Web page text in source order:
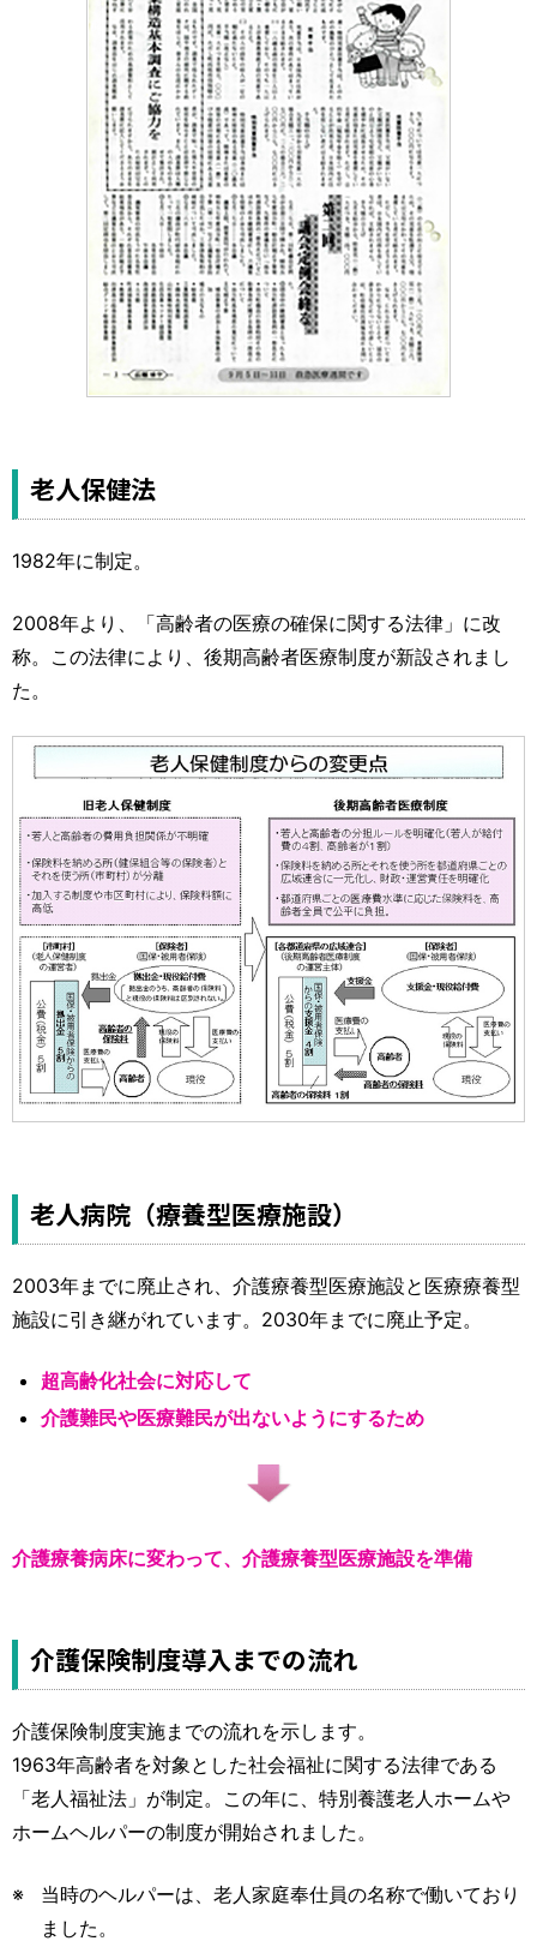
老人保健法
1982年に制定。
2008年より、「高齢者の医療の確保に関する法律」に改
称。この法律により、後期高齢者医療制度が新設されまし
た。
老人病院（療養型医療施設）
2003年までに廃止され、介護療養型医療施設と医療療養型
施設に引き継がれています。2030年までに廃止予定。
超高齢化社会に対応して
介護難民や医療難民が出ないようにするため
介護療養病床に変わって、介護療養型医療施設を準備
介護保険制度導入までの流れ
介護保険制度実施までの流れを示します。
1963年高齢者を対象とした社会福祉に関する法律である
「老人福祉法」が制定。この年に、特別養護老人ホームや
ホームヘルパーの制度が開始されました。
当時のヘルパーは、老人家庭奉仕員の名称で働いており
ました。